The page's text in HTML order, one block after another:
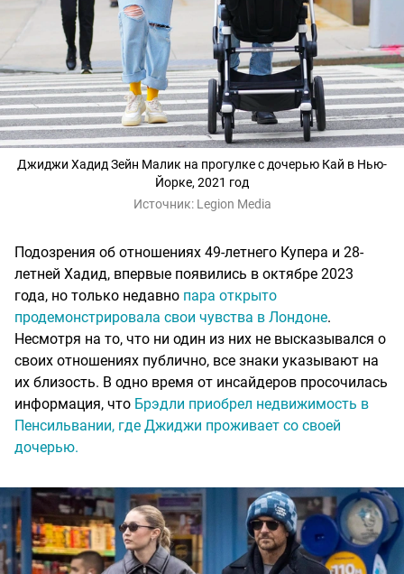
Джиджи Хадид Зейн Малик на прогулке с дочерью Кай в Нью-
Йорке, 2021 год
Источник: Legion Media
Подозрения об отношениях 49-летнего Купера и 28-
летней Хадид, впервые появились в октябре 2023
года, но только недавно пара открыто
продемонстрировала свои чувства в Лондоне.
Несмотря на то, что ни один из них не высказывался о
своих отношениях публично, все знаки указывают на
их близость. В одно время от инсайдеров просочилась
информация, что Брэдли приобрел недвижимость в
Пенсильвании, где Джиджи проживает со своей
дочерью.